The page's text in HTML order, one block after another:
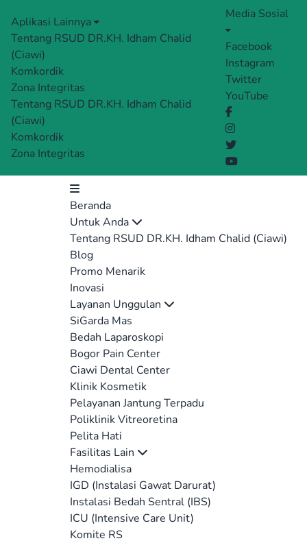
Aplikasi Lainnya
Tentang RSUD DR.KH. Idham Chalid
(Ciawi)
Komkordik
Zona Integritas
Tentang RSUD DR.KH. Idham Chalid
(Ciawi)
Komkordik
Zona Integritas
Media Sosial
Facebook
Instagram
Twitter
YouTube
Beranda
Untuk Anda
Tentang RSUD DR.KH. Idham Chalid (Ciawi)
Blog
Promo Menarik
Inovasi
Layanan Unggulan
SiGarda Mas
Bedah Laparoskopi
Bogor Pain Center
Ciawi Dental Center
Klinik Kosmetik
Pelayanan Jantung Terpadu
Poliklinik Vitreoretina
Pelita Hati
Fasilitas Lain
Hemodialisa
IGD (Instalasi Gawat Darurat)
Instalasi Bedah Sentral (IBS)
ICU (Intensive Care Unit)
Komite RS